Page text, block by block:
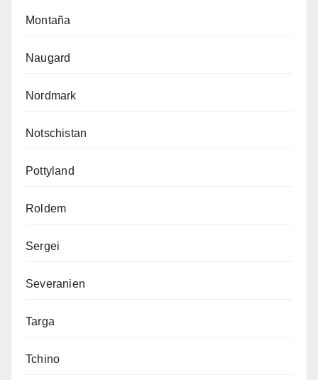
Montaña
Naugard
Nordmark
Notschistan
Pottyland
Roldem
Sergei
Severanien
Targa
Tchino